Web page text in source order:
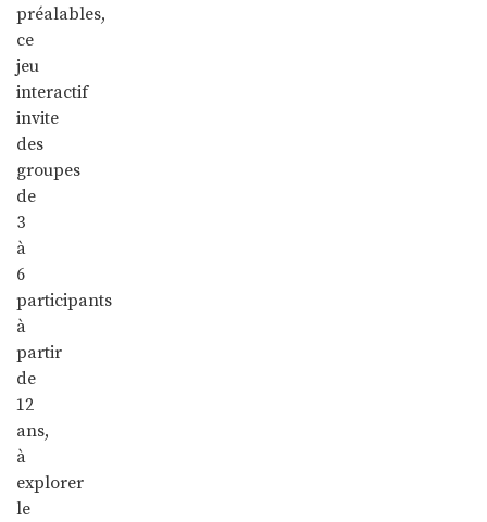
préalables,
ce
jeu
interactif
invite
des
groupes
de
3
à
6
participants
à
partir
de
12
ans,
à
explorer
le